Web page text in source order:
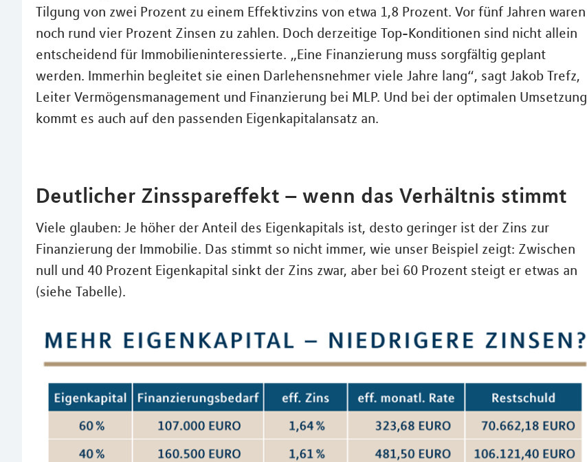
Tilgung von zwei Prozent zu einem Effektivzins von etwa 1,8 Prozent. Vor fünf Jahren waren
noch rund vier Prozent Zinsen zu zahlen. Doch derzeitige Top-Konditionen sind nicht allein
entscheidend für Immobilieninteressierte. „Eine Finanzierung muss sorgfältig geplant
werden. Immerhin begleitet sie einen Darlehensnehmer viele Jahre lang“, sagt Jakob Trefz,
Leiter Vermögensmanagement und Finanzierung bei MLP. Und bei der optimalen Umsetzung
kommt es auch auf den passenden Eigenkapitalansatz an.
Deutlicher Zinsspareffekt – wenn das Verhältnis stimmt
Viele glauben: Je höher der Anteil des Eigenkapitals ist, desto geringer ist der Zins zur
Finanzierung der Immobilie. Das stimmt so nicht immer, wie unser Beispiel zeigt: Zwischen
null und 40 Prozent Eigenkapital sinkt der Zins zwar, aber bei 60 Prozent steigt er etwas an
(siehe Tabelle).